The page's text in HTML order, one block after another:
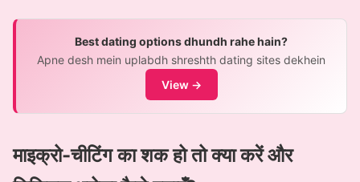
Best dating options dhundh rahe hain?
Apne desh mein uplabdh shreshth dating sites dekhein
View →
माइक्रो-चीटिंग का शक हो तो क्या करें और